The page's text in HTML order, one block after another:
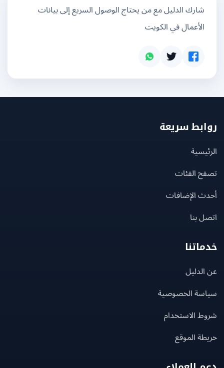
شارك الدليل مع من يحتاج الوصول السريع إلى بيانات
الأعمال في الكويت
سريعة
الفئات
الإضافات
بنا
الخصوصية
الاستخدام
الموقع